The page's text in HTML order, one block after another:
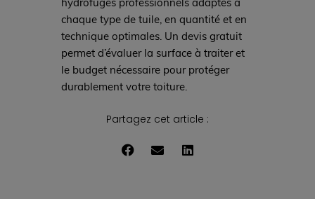
chaque type de tuile, en quantité et en
technique optimales. Un devis gratuit
permet d’évaluer la surface à traiter et
le budget nécessaire pour protéger
durablement votre toiture.
Partagez cet article :